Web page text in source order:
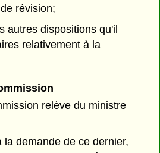
révision;
autres dispositions qu'il
relativement à la
relève du ministre
la demande de ce dernier,